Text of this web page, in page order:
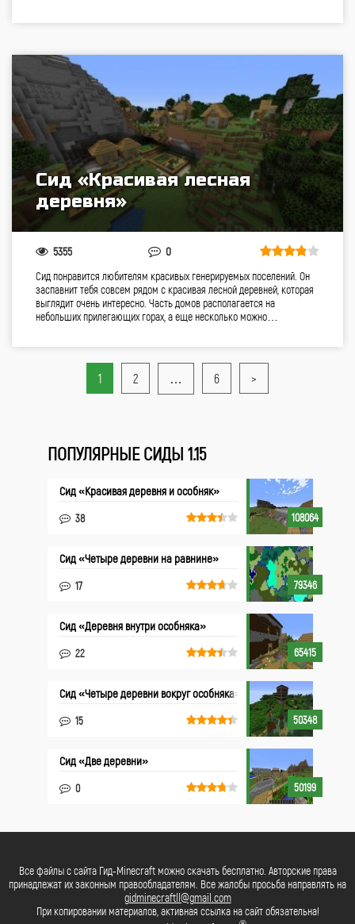
Сид «Красивая лесная
деревня»
5355 0
Сид понравится любителям красивых генерируемых поселений. Он
заспавнит тебя совсем рядом с красивая лесной деревней, которая
выглядит очень интересно. Часть домов располагается на
небольших прилегающих горах, а еще несколько можно…
1 2 … 6 >
ПОПУЛЯРНЫЕ СИДЫ 1.15
108064
Сид «Красивая деревня и особняк»
38
79346
Сид «Четыре деревни на равнине»
17
65415
Сид «Деревня внутри особняка»
22
50348
Сид «Четыре деревни вокруг особняка»
15
50199
Сид «Две деревни»
0
Все файлы с сайта Гид-Minecraft можно скачать бесплатно. Авторские права
принадлежат их законным правообладателям. Все жалобы просьба направлять на
gidminecraftll@gmail.com
При копировании материалов, активная ссылка на сайт обязательна!